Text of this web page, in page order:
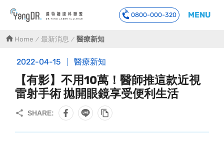
到主要內容
0800-000-320 MENU
Home 最新消息 醫療新知
2022-04-15 醫療新知
【有影】不用10萬！醫師推這款近視
雷射手術 拋開眼鏡享受便利生活